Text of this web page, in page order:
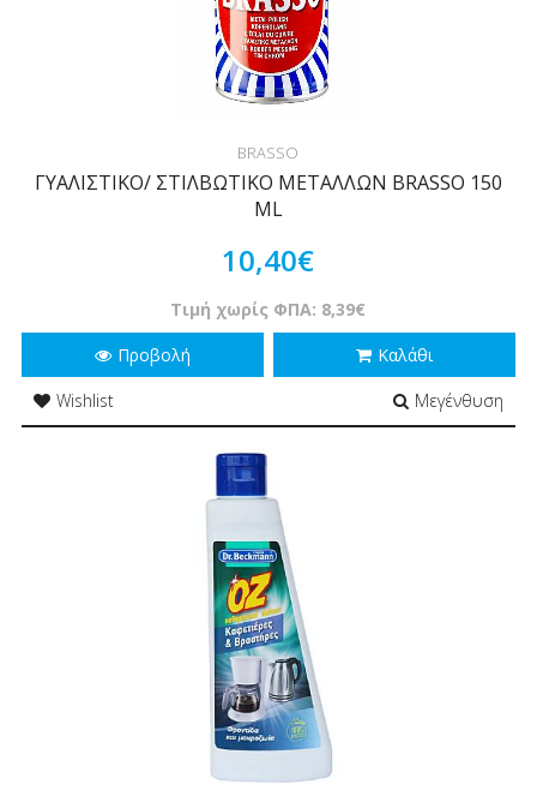
BRASSO
ΓΥΑΛΙΣΤΙΚΟ/ ΣΤΙΛΒΩΤΙΚΟ ΜΕΤΑΛΛΩΝ BRASSO 150
ML
10,40€
Τιμή χωρίς ΦΠΑ: 8,39€
Προβολή
Καλάθι
Wishlist
Μεγένθυση